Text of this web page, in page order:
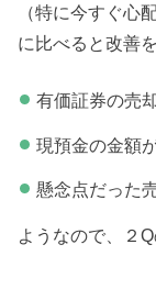
（特に今すぐ心
に比べると改善
有価証券の売
現預金の金額
懸念点だった
ようなので、２